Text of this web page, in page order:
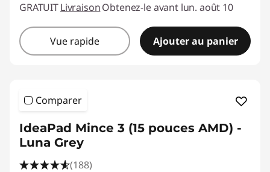
GRATUITLivraisonObtenez-le avant lun. août 10
Vue rapide Ajouter au panier
Comparer
IdeaPad Mince 3 (15 pouces AMD) -
Luna Grey
(188)